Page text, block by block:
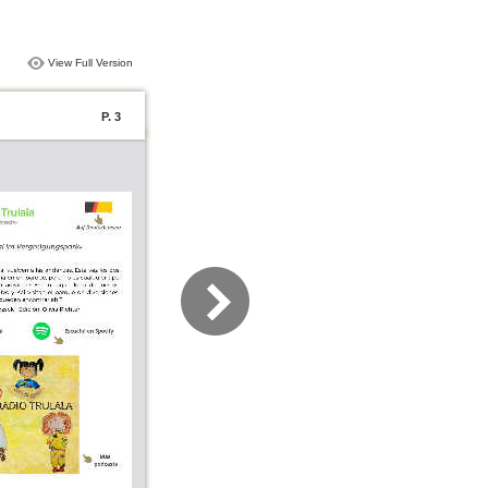
View Full Version
P. 3